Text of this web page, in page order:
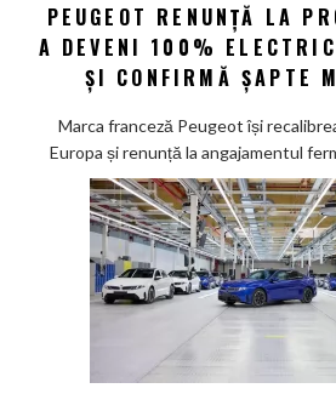
PEUGEOT RENUNȚĂ LA
A DEVENI 100%
ȘI CONFIRMĂ ȘAPTE
Marca franceză Peugeot își
Europa și renunță la angajamentul